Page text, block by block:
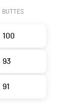
BUTTES
100
93
91